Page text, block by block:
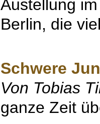
Austellung
Berlin, die
Schwere
Von Tobias
ganze Zeit